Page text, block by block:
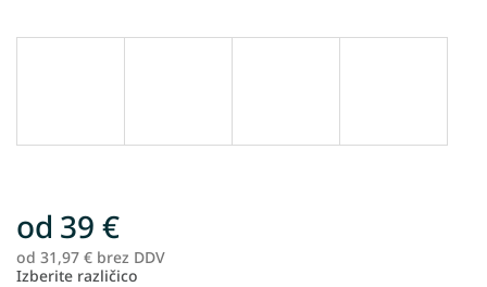
od 39 €
od 31,97 € brez DDV
Izberite različico